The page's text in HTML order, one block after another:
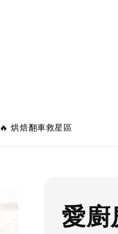
🔥 烘焙翻車救星區
愛廚